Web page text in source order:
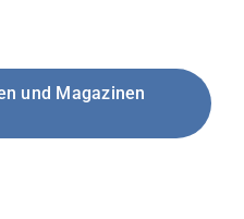
und Magazinen